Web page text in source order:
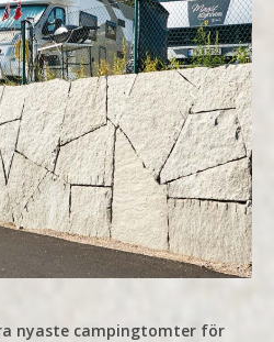
nyaste campingtomter för